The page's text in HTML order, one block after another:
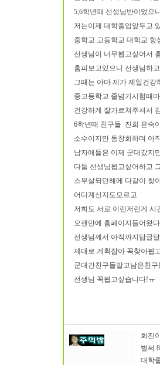
5,6학년때 선생님반이었으
저는이제 대학졸업앞두고
중학교 고등학교 대학교
선생님이 너무뵙고싶어서
홈피보고있으니 선생님하
그때는 아마 제가 제일건강
중고등학교 줄넘기시험때
건강하게 잘가르쳐주셔서
6학년때 친구들 진희 은숙
소수이지만 동창회하며 아
남자애들은 이제 군대갔지
다들 선생님뵙고싶어하고
스무살되던해에 다같이 찾
어디계신지도모르고
저희도 서로 이런저런게 시
오랜만에 홈페이지들어왔
선생님께서 아직까지답글
제대로 계획잡아 꼭찾아뵙
군대간친구들말고남은친구
선생님 꼭뵙고싶습니다!ㅠ
회진
벌써
대학